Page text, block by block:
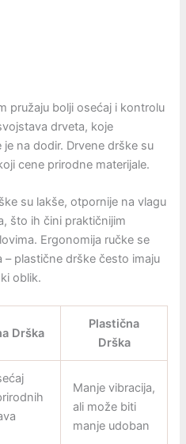
pružaju bolji osećaj i kontrolu
drveta, koje
na dodir. Drvene drške su
cene prirodne materijale.
su lakše, otpornije na vlagu
što ih čini praktičnijim
Ergonomija ručke se
– plastične drške često imaju
oblik.
Drška
Plastična
Drška
Manje vibracija,
ali može biti
manje udoban